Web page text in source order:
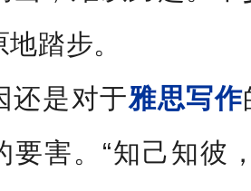
地踏步。
还是对于雅思写作
要害。 “知己知彼